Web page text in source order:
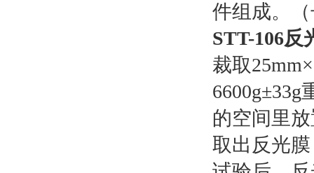
件组成。
STT-106反
裁取
的空间里
取出反光